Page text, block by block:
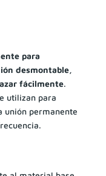
para
desmontable,
fácilmente.
utilizan para
unión permanente